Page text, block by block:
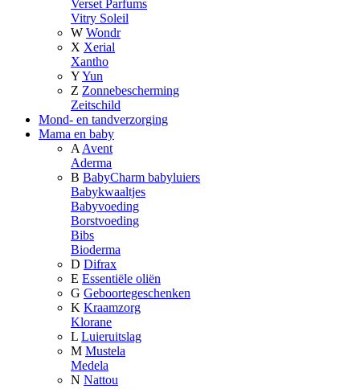
Verset Parfums
Vitry Soleil
W Wondr
X Xerial
Xantho
YYun
Z Zonnebescherming
Zeitschild
Mond- en tandverzorging
Mama en baby
A Avent
Aderma
B BabyCharm babyluiers
Babykwaaltjes
Babyvoeding
Borstvoeding
Bibs
Bioderma
D Difrax
E Essentiële oliën
G Geboortegeschenken
K Kraamzorg
Klorane
L Luieruitslag
M Mustela
Medela
N Nattou